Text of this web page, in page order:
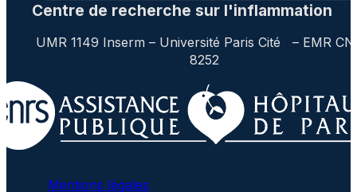
Centre de recherche sur l'inflammation
UMR 1149 Inserm – Université Paris Cité – EMR
8252
Mentions légales